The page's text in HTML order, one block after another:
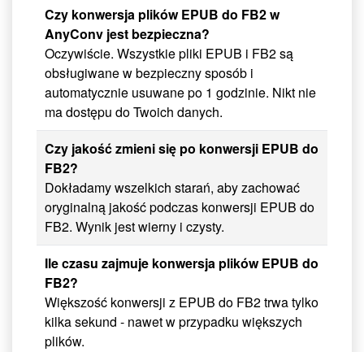
Czy konwersja plików EPUB do FB2 w
AnyConv jest bezpieczna?
Oczywiście. Wszystkie pliki EPUB i FB2 są
obsługiwane w bezpieczny sposób i
automatycznie usuwane po 1 godzinie. Nikt nie
ma dostępu do Twoich danych.
Czy jakość zmieni się po konwersji EPUB do
FB2?
Dokładamy wszelkich starań, aby zachować
oryginalną jakość podczas konwersji EPUB do
FB2. Wynik jest wierny i czysty.
Ile czasu zajmuje konwersja plików EPUB do
FB2?
Większość konwersji z EPUB do FB2 trwa tylko
kilka sekund - nawet w przypadku większych
plików.